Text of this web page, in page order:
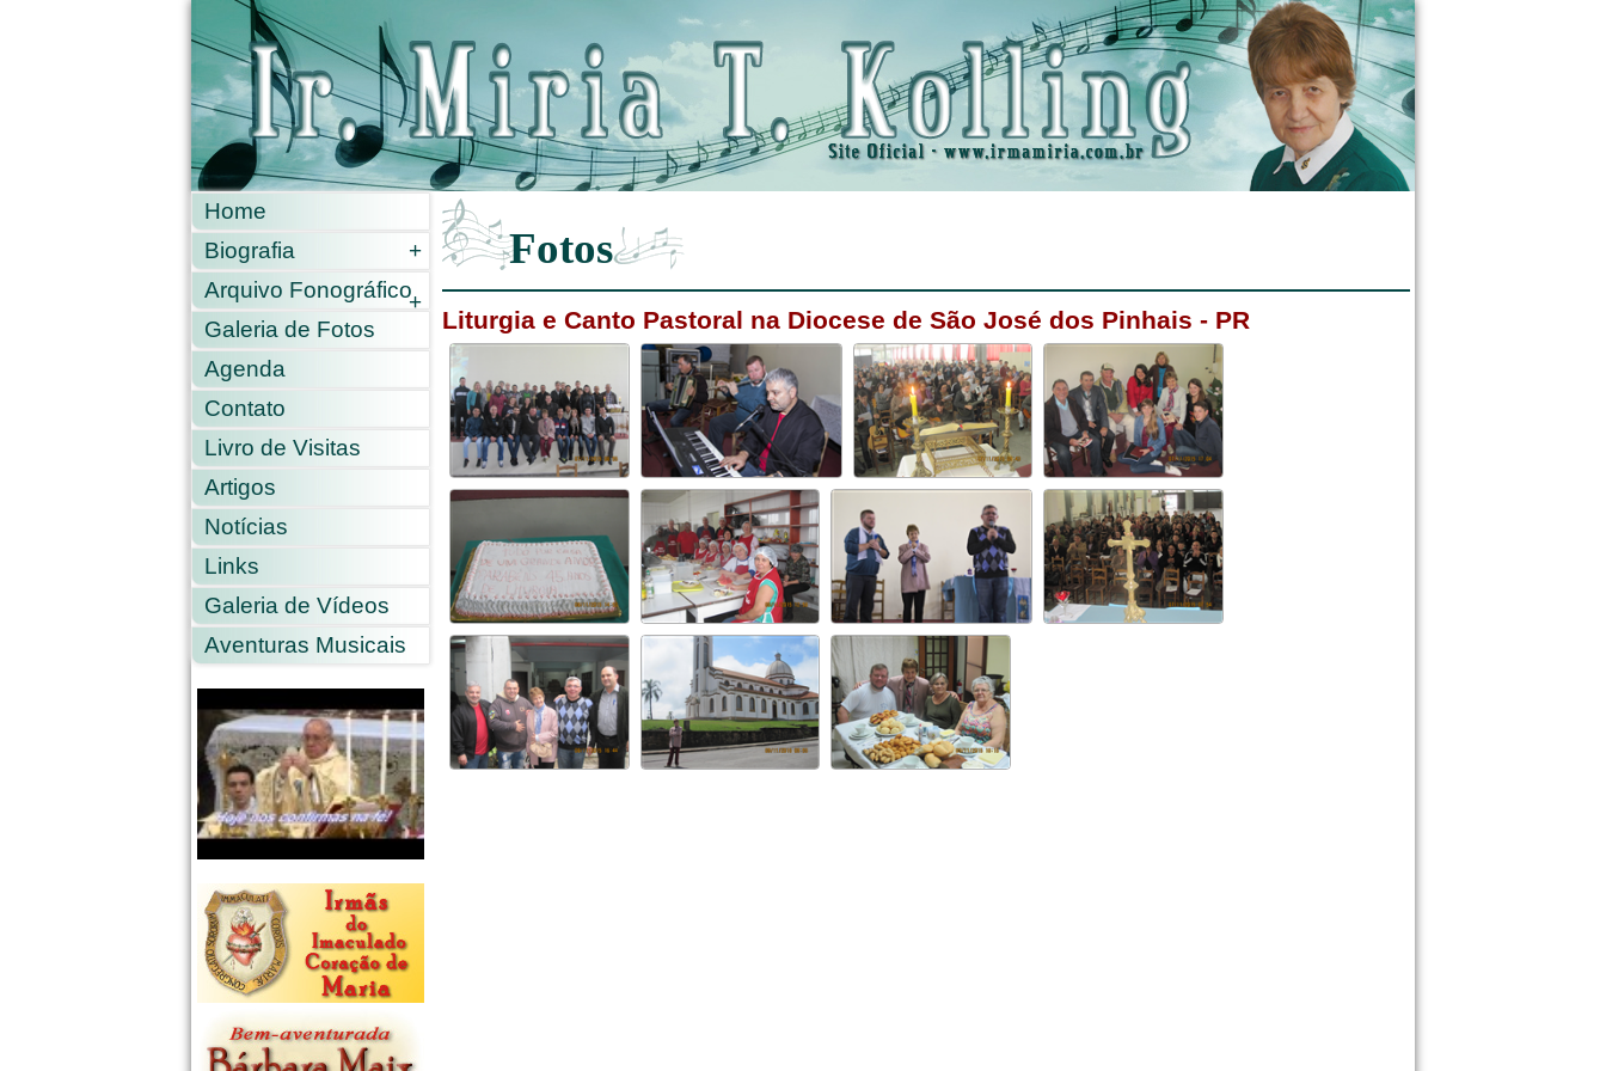
Home
Biografia
+
Arquivo Fonográfico+
Galeria de Fotos
Agenda
Contato
Livro de Visitas
Artigos
Notícias
Links
Galeria de Vídeos
Aventuras Musicais
Fotos
Liturgia e Canto Pastoral na Diocese de São José dos Pinhais - PR